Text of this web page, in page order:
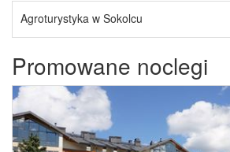
Agroturystyka w Sokolcu
Promowane noclegi
Previous